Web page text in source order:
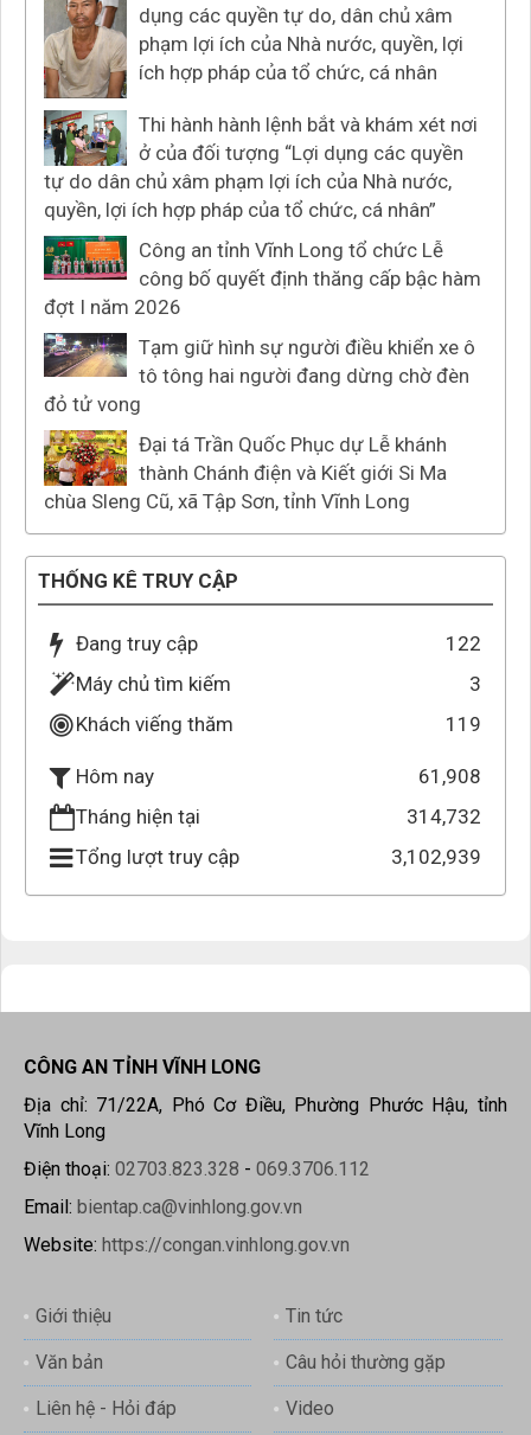
dụng các quyền tự do, dân chủ xâm
phạm lợi ích của Nhà nước, quyền, lợi
ích hợp pháp của tổ chức, cá nhân
Thi hành hành lệnh bắt và khám xét nơi
ở của đối tượng “Lợi dụng các quyền
tự do dân chủ xâm phạm lợi ích của Nhà nước,
quyền, lợi ích hợp pháp của tổ chức, cá nhân”
Công an tỉnh Vĩnh Long tổ chức Lễ
công bố quyết định thăng cấp bậc hàm
đợt I năm 2026
Tạm giữ hình sự người điều khiển xe ô
tô tông hai người đang dừng chờ đèn
đỏ tử vong
Đại tá Trần Quốc Phục dự Lễ khánh
thành Chánh điện và Kiết giới Si Ma
chùa Sleng Cũ, xã Tập Sơn, tỉnh Vĩnh Long
THỐNG KÊ TRUY CẬP
Đang truy cập
122
Máy chủ tìm kiếm
3
Khách viếng thăm
119
Hôm nay
61,908
Tháng hiện tại
314,732
Tổng lượt truy cập
3,102,939
CÔNG AN TỈNH VĨNH LONG
Địa chỉ: 71/22A, Phó Cơ Điều, Phường Phước Hậu, tỉnh
Vĩnh Long
Điện thoại: 02703.823.328 - 069.3706.112
Email: bientap.ca@vinhlong.gov.vn
Website: https://congan.vinhlong.gov.vn
Giới thiệu Tin tức
Văn bản Câu hỏi thường gặp
Liên hệ - Hỏi đáp Video